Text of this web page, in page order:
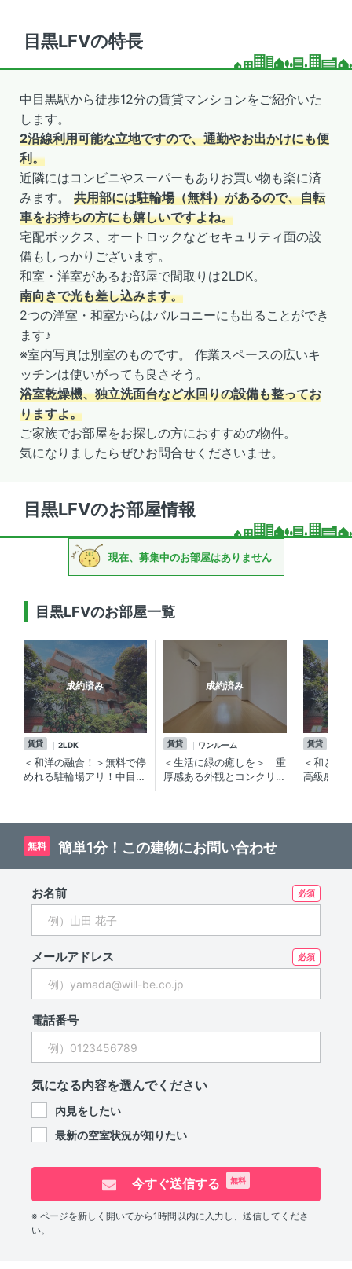
目黒LFVの特長
中目黒駅から徒歩12分の賃貸マンションをご紹介いた
します。
2沿線利用可能な立地ですので、通勤やお出かけにも便
利。
近隣にはコンビニやスーパーもありお買い物も楽に済
みます。 共用部には駐輪場（無料）があるので、自転
車をお持ちの方にも嬉しいですよね。
宅配ボックス、オートロックなどセキュリティ面の設
備もしっかりございます。
和室・洋室があるお部屋で間取りは2LDK。
南向きで光も差し込みます。
2つの洋室・和室からはバルコニーにも出ることができ
ます♪
※室内写真は別室のものです。 作業スペースの広いキ
ッチンは使いがっても良さそう。
浴室乾燥機、独立洗面台など水回りの設備も整ってお
りますよ。
ご家族でお部屋をお探しの方におすすめの物件。
気になりましたらぜひお問合せくださいませ。
目黒LFVのお部屋情報
現在、募集中のお部屋はありません
目黒LFVのお部屋一覧
成約済み
賃貸 2LDK
＜和洋の融合！＞無料で停
めれる駐輪場アリ！中目黒
成約済み
賃貸 ワンルーム
＜生活に緑の癒しを＞ 重
厚感ある外観とコンクリー
賃貸
＜和と洋
高級感の
無料 簡単1分！この建物にお問い合わせ
お名前
メールアドレス
電話番号
気になる内容を選んでください
内見をしたい
最新の空室状況が知りたい
今すぐ送信する 無料
※ ページを新しく開いてから1時間以内に入力し、送信してくださ
い。